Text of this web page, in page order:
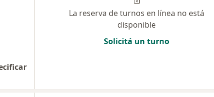
La reserva de turnos en línea no está
disponible
Solicitá un turno